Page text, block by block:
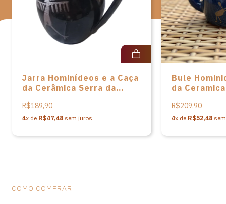
ideia de unir a estética da arte rupestre com a cerâmica trouxe
uma produção importantíssima para a região, na consagrada
Cerâmica Serra da Capivara.
Ao adquirir esta peça, você ajuda a valorizar o artesanato e
*Observação: Produtos artesanais podem apresentar alterações
de dimensões e variações de cores, o que não caracteriza falhas
na peça.
Jarra Hominídeos e a Caça
da Cerâmica Serra da
R$189,90
4x de R$47,48 sem juros
Bule
da
R$209,90
4x de R$52,48
COMO COMPRAR